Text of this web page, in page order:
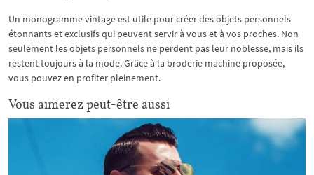
Un monogramme vintage est utile pour créer des objets personnels
étonnants et exclusifs qui peuvent servir à vous et à vos proches. Non
seulement les objets personnels ne perdent pas leur noblesse, mais ils
restent toujours à la mode. Grâce à la broderie machine proposée,
vous pouvez en profiter pleinement.
Vous aimerez peut-être aussi